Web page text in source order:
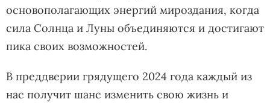
основополагающих энергий мироздания, когда
сила Солнца и Луны объединяются и достигают
пика своих возможностей.
В преддверии грядущего 2024 года каждый из
нас получит шанс изменить свою жизнь и